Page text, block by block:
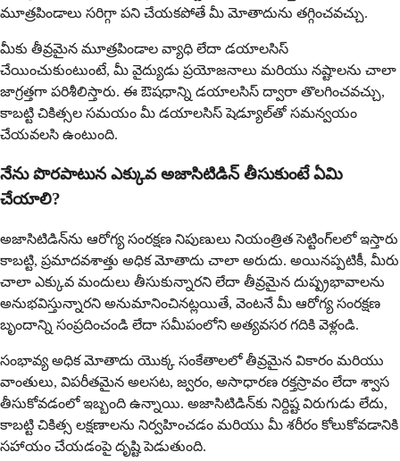
మూత్రపిండాలు సరిగ్గా పని చేయకపోతే మీ మోతాదును తగ్గించవచ్చు.
మీకు తీవ్రమైన మూత్రపిండాల వ్యాధి లేదా డయాలసిస్
చేయించుకుంటుంటే, మీ వైద్యుడు ప్రయోజనాలు మరియు నష్టాలను చాలా
జాగ్రత్తగా పరిశీలిస్తారు. ఈ ఔషధాన్ని డయాలసిస్ ద్వారా తొలగించవచ్చు,
కాబట్టి చికిత్సల సమయం మీ డయాలసిస్ షెడ్యూల్‌తో సమన్వయం
చేయవలసి ఉంటుంది.
నేను పొరపాటున ఎక్కువ అజాసిటిడిన్ తీసుకుంటే ఏమి
చేయాలి?
అజాసిటిడిన్‌ను ఆరోగ్య సంరక్షణ నిపుణులు నియంత్రిత సెట్టింగ్‌లలో ఇస్తారు
కాబట్టి, ప్రమాదవశాత్తు అధిక మోతాదు చాలా అరుదు. అయినప్పటికీ, మీరు
చాలా ఎక్కువ మందులు తీసుకున్నారని లేదా తీవ్రమైన దుష్ప్రభావాలను
అనుభవిస్తున్నారని అనుమానించినట్లయితే, వెంటనే మీ ఆరోగ్య సంరక్షణ
బృందాన్ని సంప్రదించండి లేదా సమీపంలోని అత్యవసర గదికి వెళ్లండి.
సంభావ్య అధిక మోతాదు యొక్క సంకేతాలలో తీవ్రమైన వికారం మరియు
వాంతులు, విపరీతమైన అలసట, జ్వరం, అసాధారణ రక్తస్రావం లేదా శ్వాస
తీసుకోవడంలో ఇబ్బంది ఉన్నాయి. అజాసిటిడిన్‌కు నిర్దిష్ట విరుగుడు లేదు,
కాబట్టి చికిత్స లక్షణాలను నిర్వహించడం మరియు మీ శరీరం కోలుకోవడానికి
సహాయం చేయడంపై దృష్టి పెడుతుంది.